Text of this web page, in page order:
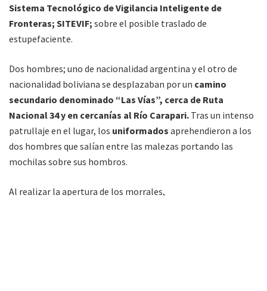
Sistema Tecnológico de Vigilancia Inteligente de
Fronteras; SITEVIF; sobre el posible traslado de
estupefaciente.
Dos hombres; uno de nacionalidad argentina y el otro de
nacionalidad boliviana se desplazaban por un camino
secundario denominado “Las Vías”, cerca de Ruta
Nacional 34 y en cercanías al Río Carapari. Tras un intenso
patrullaje en el lugar, los uniformados aprehendieron a los
dos hombres que salían entre las malezas portando las
mochilas sobre sus hombros.
Al realizar la apertura de los morrales,